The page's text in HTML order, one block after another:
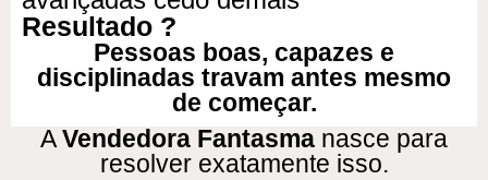
Resultado ?
Pessoas boas, capazes e
disciplinadas travam antes mesmo
de começar.
AVendedora Fantasma nasce para
resolver exatamente isso.